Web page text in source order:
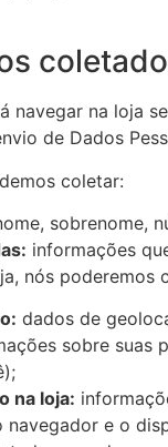
navegar na loja
de Dados
coletar:
sobrenome,
informações
nós poderemos
dados de
sobre suas
na loja:
navegador e o